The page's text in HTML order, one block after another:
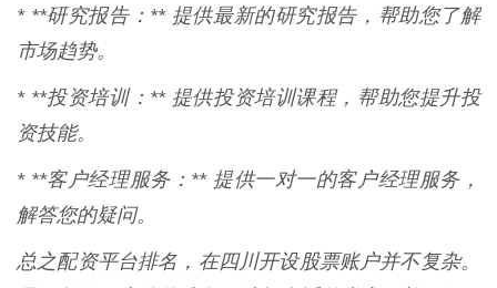
* **研究报告：** 提供最新的研究报告，帮助您了解
市场趋势。
* **投资培训：** 提供投资培训课程，帮助您提升投
资技能。
* **客户经理服务：** 提供一对一的客户经理服务，
解答您的疑问。
总之配资平台排名，在四川开设股票账户并不复杂。